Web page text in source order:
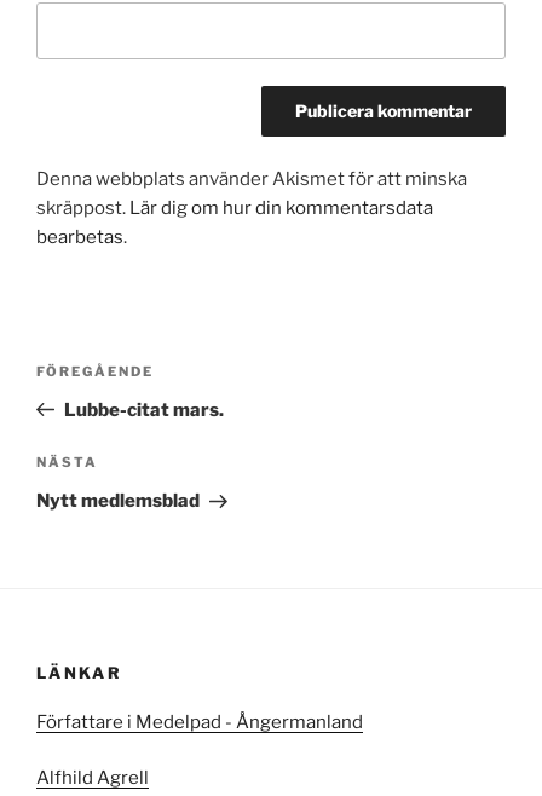
Denna webbplats använder Akismet för att minska
skräppost. Lär dig om hur din kommentarsdata
bearbetas.
Inläggsnavigering
Föregående
inlägg
FÖREGÅENDE
Lubbe-citat mars.
Nästa
inlägg
NÄSTA
Nytt medlemsblad
LÄNKAR
Författare i Medelpad - Ångermanland
Alfhild Agrell